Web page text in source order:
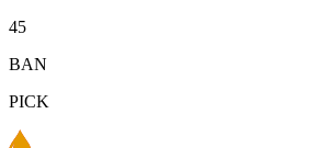
45
BAN
PICK